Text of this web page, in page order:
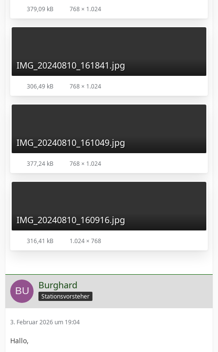
379,09 kB 768 × 1.024
IMG_20240810_161841.jpg
306,49 kB 768 × 1.024
IMG_20240810_161049.jpg
377,24 kB 768 × 1.024
IMG_20240810_160916.jpg
316,41 kB 1.024 × 768
Burghard
Stationsvorsteher
3. Februar 2026 um 19:04
Hallo,